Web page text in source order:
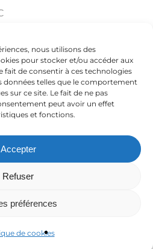
nous utilisons des
pour stocker et/ou accéder aux
fait de consentir à ces technologies
données telles que le comportement
sur ce site. Le fait de ne pas
peut avoir un effet
et fonctions.
Accepter
Refuser
préférences
de cookies
Delmer ZI TRAJAN